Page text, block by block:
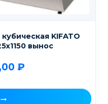
KIFATO
вынос
₽